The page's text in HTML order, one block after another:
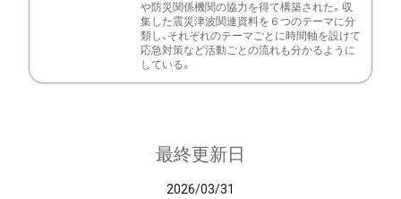
や防災関係機関の協力を得て構築された。収
集した震災津波関連資料を６つのテーマに分
類し、それぞれのテーマごとに時間軸を設けて
応急対策など活動ごとの流れも分かるように
している。
最終更新日
2026/03/31